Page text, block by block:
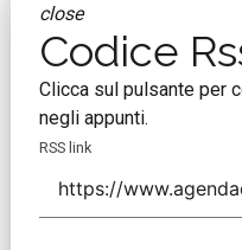
close
Codice
Clicca sul pulsante per
negli appunti.
RSS link